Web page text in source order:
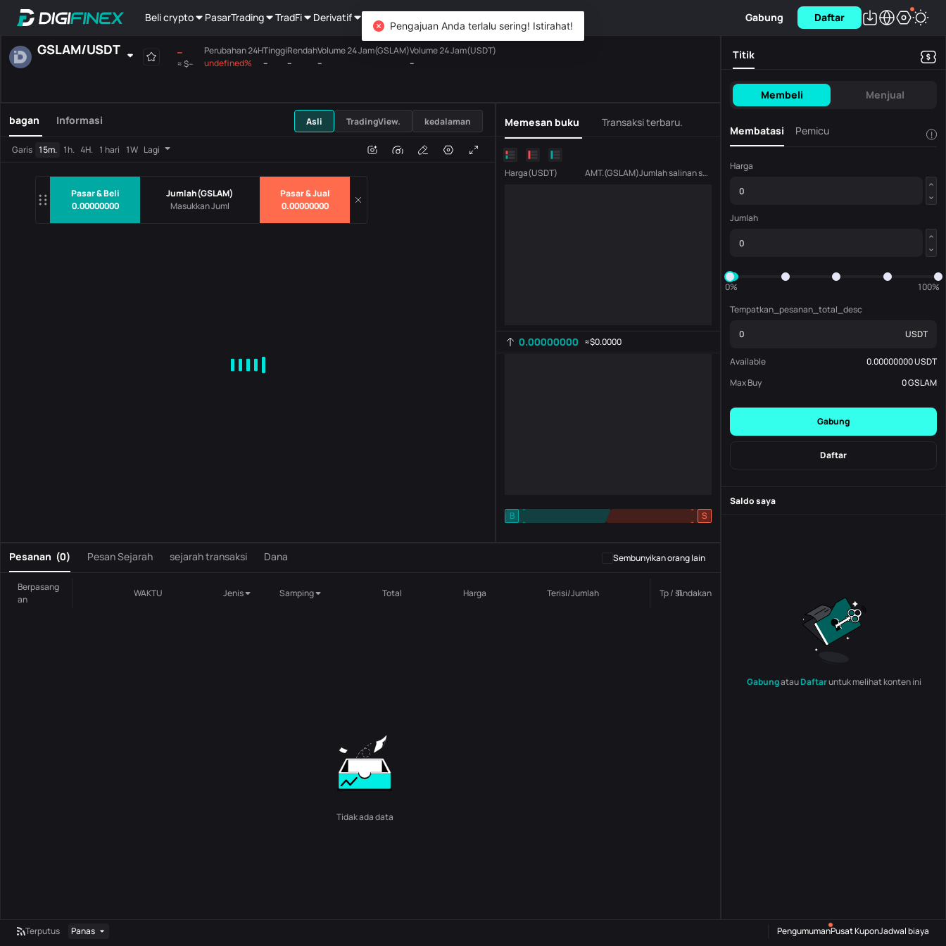
Beli crypto PasarTrading TradFi Derivatif Kekayaan Gabung Daftar
Pasar & Beli
0.00000000
Jumlah(GSLAM)
Pasar & Jual
0.00000000
GSLAM/USDT --
≈$--
Perubahan 24H
undefined%
Tinggi
--
Rendah
--
Volume 24 Jam(GSLAM)
--
Volume 24 Jam(USDT)
--
MaxPapan utama USDT
Berpasangan Volume
bagan Informasi Asli TradingView. kedalaman
Garis 15m. 1h. 4H. 1 hari 1W Lagi
Memesan buku Transaksi terbaru.
Harga(USDT) AMT.(GSLAM) Jumlah salinan saat ini GSLAM
0.00000000 ≈$0.0000
B
-
-
S
-
-
Pesanan (0) Pesan Sejarah sejarah transaksi Dana Sembunyikan orang lain
Berpasang
an
WAKTU Jenis Samping Total Harga Terisi/Jumlah Tp / sl.Tindakan
Tidak ada data
Titik
Membeli Menjual
Membatasi Pemicu !
Harga
Jumlah
0%
100%
Tempatkan_pesanan_total_desc
USDT
Available 0.00000000USDT
Max Buy
0GSLAM
Gabung
Daftar
Saldo saya
GabungatauDaftaruntuk melihat konten ini
Terputus Panas PengumumanPusat KuponJadwal biaya
Pengajuan Anda terlalu sering! Istirahat!